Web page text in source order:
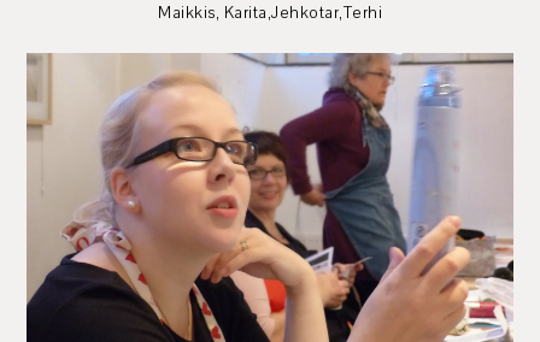
Maikkis, Karita,Jehkotar,Terhi